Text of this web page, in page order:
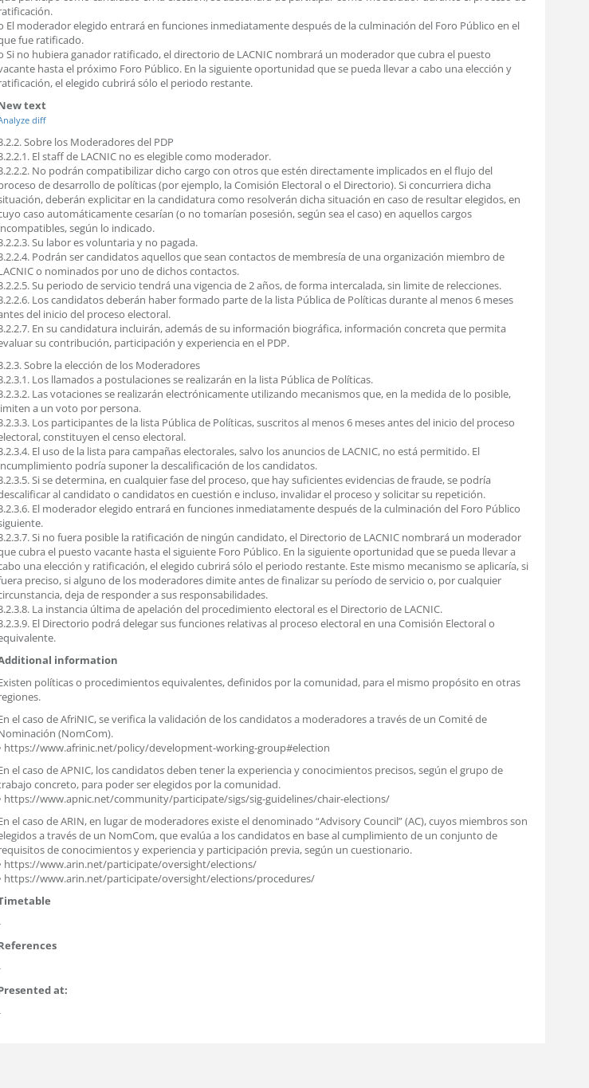
El moderador elegido entrará en funciones inmediatamente después de la culminación del Foro Público en el
fue ratificado.
Si no hubiera ganador ratificado, el directorio de LACNIC nombrará un moderador que cubra el puesto
hasta el próximo Foro Público. En la siguiente oportunidad que se pueda llevar a cabo una elección y
el elegido cubrirá sólo el periodo restante.
text
diff
Sobre los Moderadores del PDP
El staff de LACNIC no es elegible como moderador.
No podrán compatibilizar dicho cargo con otros que estén directamente implicados en el flujo del
de desarrollo de políticas (por ejemplo, la Comisión Electoral o el Directorio). Si concurriera dicha
deberán explicitar en la candidatura como resolverán dicha situación en caso de resultar elegidos, en
caso automáticamente cesarían (o no tomarían posesión, según sea el caso) en aquellos cargos
según lo indicado.
Su labor es voluntaria y no pagada.
Podrán ser candidatos aquellos que sean contactos de membresía de una organización miembro de
o nominados por uno de dichos contactos.
Su periodo de servicio tendrá una vigencia de 2 años, de forma intercalada, sin limite de relecciones.
Los candidatos deberán haber formado parte de la lista Pública de Políticas durante al menos 6 meses
del inicio del proceso electoral.
En su candidatura incluirán, además de su información biográfica, información concreta que permita
su contribución, participación y experiencia en el PDP.
Sobre la elección de los Moderadores
Los llamados a postulaciones se realizarán en la lista Pública de Políticas.
Las votaciones se realizarán electrónicamente utilizando mecanismos que, en la medida de lo posible,
a un voto por persona.
Los participantes de la lista Pública de Políticas, suscritos al menos 6 meses antes del inicio del proceso
constituyen el censo electoral.
El uso de la lista para campañas electorales, salvo los anuncios de LACNIC, no está permitido. El
podría suponer la descalificación de los candidatos.
Si se determina, en cualquier fase del proceso, que hay suficientes evidencias de fraude, se podría
al candidato o candidatos en cuestión e incluso, invalidar el proceso y solicitar su repetición.
El moderador elegido entrará en funciones inmediatamente después de la culminación del Foro Público
Si no fuera posible la ratificación de ningún candidato, el Directorio de LACNIC nombrará un moderador
cubra el puesto vacante hasta el siguiente Foro Público. En la siguiente oportunidad que se pueda llevar a
una elección y ratificación, el elegido cubrirá sólo el periodo restante. Este mismo mecanismo se aplicaría, si
preciso, si alguno de los moderadores dimite antes de finalizar su período de servicio o, por cualquier
deja de responder a sus responsabilidades.
La instancia última de apelación del procedimiento electoral es el Directorio de LACNIC.
El Directorio podrá delegar sus funciones relativas al proceso electoral en una Comisión Electoral o
information
políticas o procedimientos equivalentes, definidos por la comunidad, para el mismo propósito en otras
el caso de AfriNIC, se verifica la validación de los candidatos a moderadores a través de un Comité de
(NomCom).
https://www.afrinic.net/policy/development-working-group#election
el caso de APNIC, los candidatos deben tener la experiencia y conocimientos precisos, según el grupo de
concreto, para poder ser elegidos por la comunidad.
https://www.apnic.net/community/participate/sigs/sig-guidelines/chair-elections/
el caso de ARIN, en lugar de moderadores existe el denominado “Advisory Council” (AC), cuyos miembros son
a través de un NomCom, que evalúa a los candidatos en base al cumplimiento de un conjunto de
de conocimientos y experiencia y participación previa, según un cuestionario.
https://www.arin.net/participate/oversight/elections/
https://www.arin.net/participate/oversight/elections/procedures/
at: